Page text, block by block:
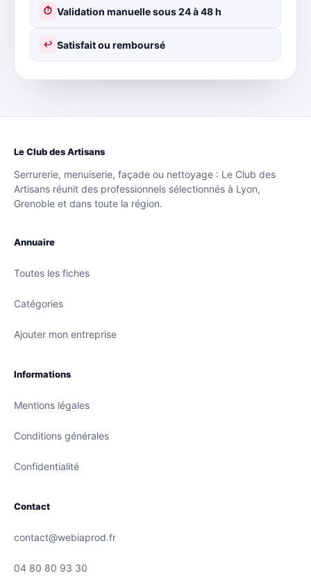
⏱ Validation manuelle sous 24 à 48 h
↩ Satisfait ou remboursé
Le Club des Artisans
Serrurerie, menuiserie, façade ou nettoyage : Le Club des
Artisans réunit des professionnels sélectionnés à Lyon,
Grenoble et dans toute la région.
Annuaire
Toutes les fiches
Catégories
Ajouter mon entreprise
Informations
Mentions légales
Conditions générales
Confidentialité
Contact
contact@webiaprod.fr
04 80 80 93 30